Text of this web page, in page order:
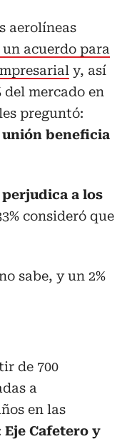
aerolíneas
acuerdo para
y, así
del mercado en
preguntó:
unión beneficia
perjudica a los
consideró que
sabe, y un 2%
de 700
a
en las
Eje Cafetero y